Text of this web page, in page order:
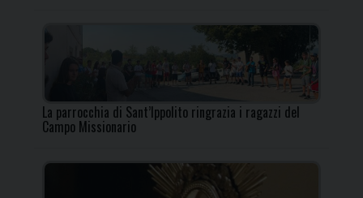
La parrocchia di Sant’Ippolito ringrazia i ragazzi del
Campo Missionario